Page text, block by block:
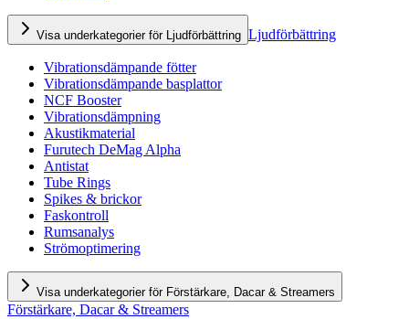
Visa underkategorier för Ljudförbättring Ljudförbättring
Vibrationsdämpande fötter
Vibrationsdämpande basplattor
NCF Booster
Vibrationsdämpning
Akustikmaterial
Furutech DeMag Alpha
Antistat
Tube Rings
Spikes & brickor
Faskontroll
Rumsanalys
Strömoptimering
Visa underkategorier för Förstärkare, Dacar & Streamers
Förstärkare, Dacar & Streamers